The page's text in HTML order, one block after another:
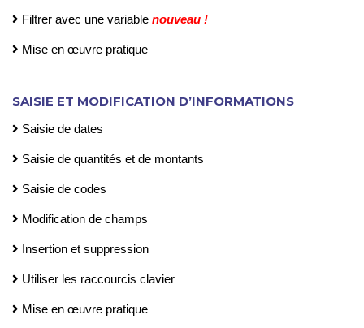
Filtrer avec une variable nouveau !
Mise en œuvre pratique
SAISIE ET MODIFICATION D’INFORMATIONS
Saisie de dates
Saisie de quantités et de montants
Saisie de codes
Modification de champs
Insertion et suppression
Utiliser les raccourcis clavier
Mise en œuvre pratique